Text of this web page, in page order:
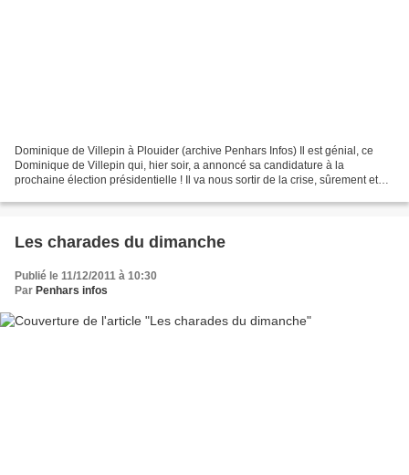
Dominique de Villepin à Plouider (archive Penhars Infos) Il est génial, ce
Dominique de Villepin qui, hier soir, a annoncé sa candidature à la
prochaine élection présidentielle ! Il va nous sortir de la crise, sûrement et
Les charades du dimanche
Publié le 11/12/2011 à 10:30
Par Penhars infos